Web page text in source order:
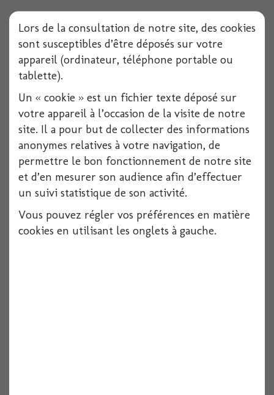
Chemin de table toile de jute couleur...
Voir
Lors de la consultation de notre site, des cookies
sont susceptibles d’être déposés sur votre
appareil (ordinateur, téléphone portable ou
tablette).
Un « cookie » est un fichier texte déposé sur
votre appareil à l’occasion de la visite de notre
site. Il a pour but de collecter des informations
anonymes relatives à votre navigation, de
permettre le bon fonctionnement de notre site
et d’en mesurer son audience afin d’effectuer
un suivi statistique de son activité.
Vous pouvez régler vos préférences en matière
cookies en utilisant les onglets à gauche.